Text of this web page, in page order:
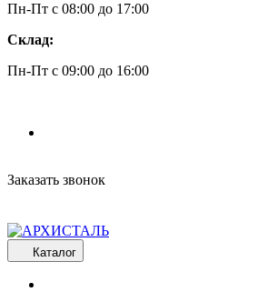
Пн-Пт c 08:00 до 17:00
Склад:
Пн-Пт c 09:00 до 16:00
Заказать звонок
Каталог